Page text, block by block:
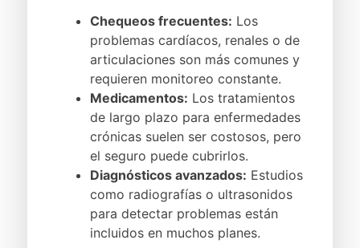
Chequeos frecuentes: Los
problemas cardíacos, renales o de
articulaciones son más comunes y
requieren monitoreo constante.
Medicamentos: Los tratamientos
de largo plazo para enfermedades
crónicas suelen ser costosos, pero
el seguro puede cubrirlos.
Diagnósticos avanzados: Estudios
como radiografías o ultrasonidos
para detectar problemas están
incluidos en muchos planes.